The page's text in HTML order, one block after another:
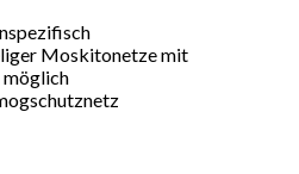
Moskitonetze mit
möglich